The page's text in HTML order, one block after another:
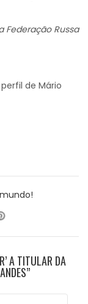
Federação Russa
de Mário
A TITULAR DA